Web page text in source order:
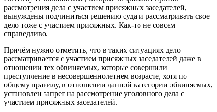
рассмотрения дела с участием присяжных заседателей,
вынуждены подчиниться решению суда и рассматривать свое
дело тоже с участием присяжных. Как-то не совсем
справедливо.
Причём нужно отметить, что в таких ситуациях дело
рассматривается с участием присяжных заседателей даже в
отношении тех обвиняемых, которые совершили
преступление в несовершеннолетнем возрасте, хотя по
общему правилу, в отношении данной категории обвиняемых,
установлен запрет на рассмотрение уголовного дела с
участием присяжных заседателей.